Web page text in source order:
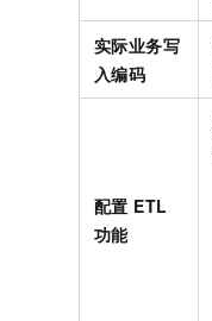
实际业务写
入编码
配置 ETL
功能